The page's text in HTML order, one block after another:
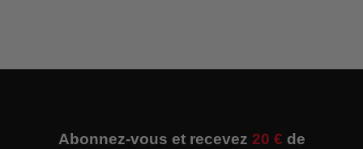
Abonnez-vous et recevez 20 € de